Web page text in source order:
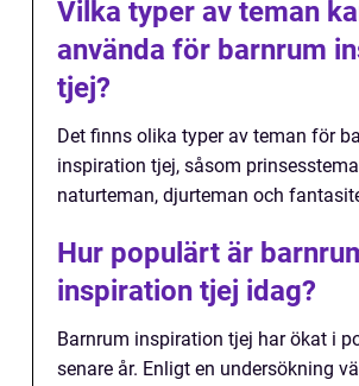
Vilka typer av teman
använda för barnrum
tjej?
Det finns olika typer av teman för
inspiration tjej, såsom
naturteman, djurteman och
Hur populärt är
inspiration tjej idag?
Barnrum inspiration tjej har ökat i
senare år. Enligt en undersökning